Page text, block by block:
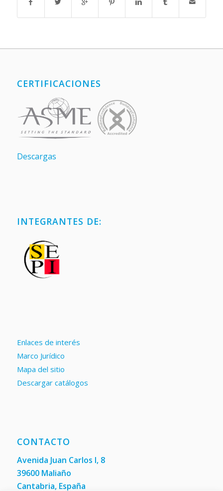
CERTIFICACIONES
Descargas
INTEGRANTES DE:
Enlaces de interés
Marco Jurídico
Mapa del sitio
Descargar catálogos
CONTACTO
Avenida Juan Carlos I, 8
39600 Maliaño
Cantabria, España